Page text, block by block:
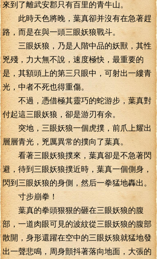
來到了離武安郡只有百里的青牛山。
此時天色將晚，葉真卻并沒有在急著趕
路，而是在與一頭三眼妖狼戰斗。
三眼妖狼，乃是人階中品的妖獸，其性
兇殘，力大無不說，速度極快，最重要的
是，其額頭上的第三只眼中，可射出一縷青
光，中者不死也得重傷。
不過，憑借極其靈巧的蛇游步，葉真對
付起這三眼妖狼，卻是游刃有余。
突地，三眼妖狼一個虎撲，前爪上耀出
層層青光，兇厲異常的撲向了葉真。
看著三眼妖狼撲來，葉真卻是不急著閃
避，待到三眼妖狼撲近時，葉真一個側身，
閃到三眼妖狼的身側，然后一拳猛地轟出。
寸步崩拳！
葉真的拳頭狠狠的砸在三眼妖狼的腹
部，一道肉眼可見的波紋從三眼妖狼的腹部
散開，身形還躍在空中的三眼妖狼就猛地發
出一聲悲鳴，周身顫抖著落向地面，大張的